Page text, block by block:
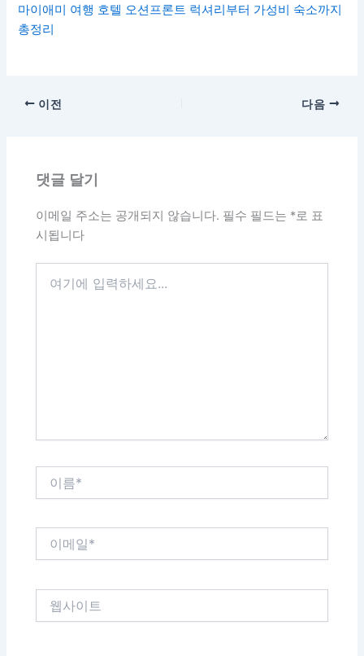
마이애미 여행 호텔 오션프론트 럭셔리부터 가성비 숙소까지
총정리
이전 다음
댓글 달기
이메일 주소는 공개되지 않습니다. 필수 필드는 *로 표
시됩니다